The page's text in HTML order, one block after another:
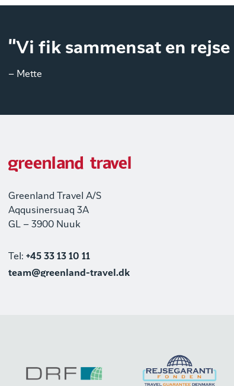
"Vi fik sammensat en
– Mette
Greenland Travel A/S
Aqqusinersuaq 3A
GL – 3900 Nuuk
Tel: +45 33 13 10 11
team@greenland-travel.dk